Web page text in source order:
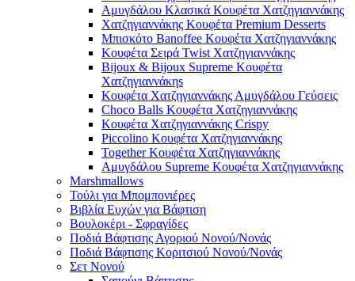
Αμυγδάλου Κλασικά Κουφέτα Χατζηγιαννάκης
Χατζηγιαννάκης Κουφέτα Premium Desserts
Μπισκότο Banoffee Κουφέτα Χατζηγιαννάκης
Κουφέτα Σειρά Twist Χατζηγιαννάκης
Bijoux & Bijoux Supreme Κουφέτα
Χατζηγιαννάκηs
Κουφέτα Χατζηγιαννάκης Αμυγδάλου Γεύσεις
Choco Balls Κουφέτα Χατζηγιαννάκης
Κουφέτα Χατζηγιαννάκης Crispy
Piccolino Κουφέτα Χατζηγιαννάκης
Together Κουφέτα Χατζηγιαννάκης
Αμυγδάλου Supreme Κουφέτα Χατζηγιαννάκης
Marshmallows
Τούλι για Μπομπονιέρες
Βιβλία Ευχών για Βάφτιση
Βουλοκέρι - Σφραγίδες
Ποδιά Βάφτισης Αγοριού Νονού/Νονάς
Ποδιά Βάφτισης Κοριτσιού Νονού/Νονάς
Σετ Νονού